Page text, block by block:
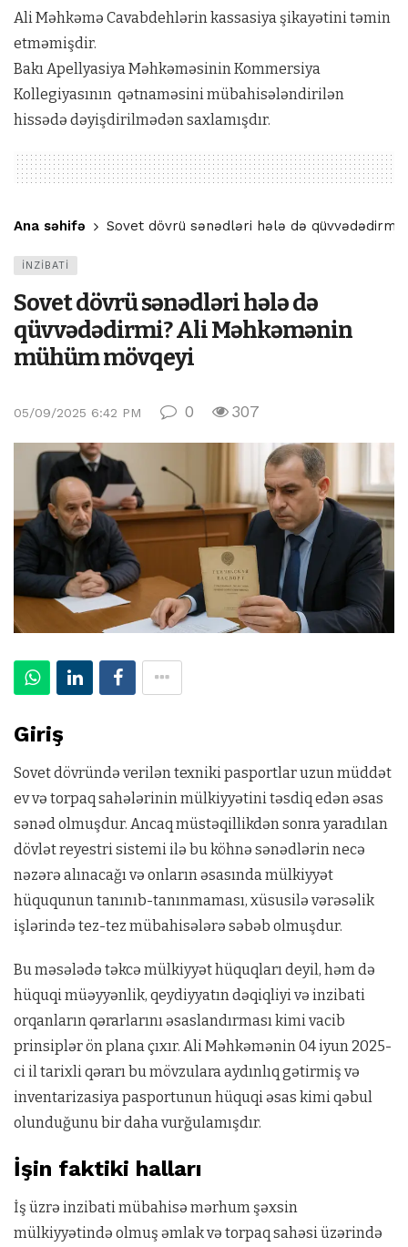
Ali Məhkəmə Cavabdehlərin kassasiya şikayətini təmin
etməmişdir.
Bakı Apellyasiya Məhkəməsinin Kommersiya
Kollegiyasının qətnaməsini mübahisələndirilən
hissədə dəyişdirilmədən saxlamışdır.
Ana səhifə Sovet dövrü sənədləri hələ də
İNZİBATİ
Sovet dövrü sənədləri hələ də
qüvvədədirmi? Ali Məhkəmənin
mühüm mövqeyi
05/09/2025 6:42 PM 0 307
Giriş
Sovet dövründə verilən texniki pasportlar uzun müddət
ev və torpaq sahələrinin mülkiyyətini təsdiq edən əsas
sənəd olmuşdur. Ancaq müstəqillikdən sonra yaradılan
dövlət reyestri sistemi ilə bu köhnə sənədlərin necə
nəzərə alınacağı və onların əsasında mülkiyyət
hüququnun tanınıb-tanınmaması, xüsusilə vərəsəlik
işlərində tez-tez mübahisələrə səbəb olmuşdur.
Bu məsələdə təkcə mülkiyyət hüquqları deyil, həm də
hüquqi müəyyənlik, qeydiyyatın dəqiqliyi və inzibati
orqanların qərarlarını əsaslandırması kimi vacib
prinsiplər ön plana çıxır. Ali Məhkəmənin 04 iyun 2025-
ci il tarixli qərarı bu mövzulara aydınlıq gətirmiş və
inventarizasiya pasportunun hüquqi əsas kimi qəbul
olunduğunu bir daha vurğulamışdır.
İşin faktiki halları
İş üzrə inzibati mübahisə mərhum şəxsin
mülkiyyətində olmuş əmlak və torpaq sahəsi üzərində